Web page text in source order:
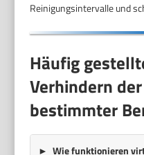
Reinigungsintervalle und
Häufig
Verhindern
bestimmter
Wie funktionieren